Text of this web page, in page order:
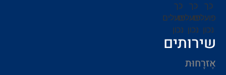
שירותים
אֶזרָחוּת